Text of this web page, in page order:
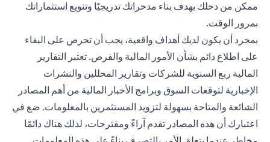
ممكن من دخلك بهدف بناء مدخراتك تدريجيًا وتنويع استثماراتك
بمرور الوقت.
بمجرد أن يكون لديك أهداف واقعية، يجب أن تحرص على البقاء
على اطلاع دائم بشأن الأمور المالية والفرص. تعتبر التقارير
المالية ربع السنوية للشركات وتقارير المحللين والنشرات
الإخبارية لتوقعات السوق وبرامج الأخبار المالية من أهم المصادر
الشائعة والمتاحة بسهولة لتزويد المستثمرين بالمعلومات. ضع في
اعتبارك أن هذه المصادر تقدم آراءً ومقترحات، لذلك هناك دائمًا